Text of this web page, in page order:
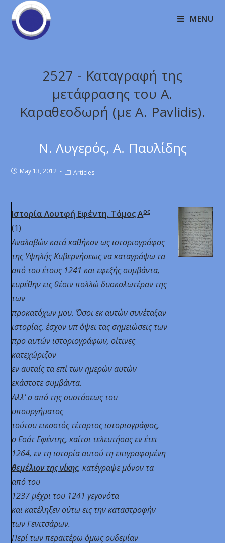
MENU
2527 - Καταγραφή της
μετάφρασης του Α.
Καραθεοδωρή (με A. Pavlidis).
Ν. Λυγερός, A. Παυλίδης
May 13, 2012 Articles
Ιστορία Λουτφή Εφέντη. Τόμος Αος
(1)
Αναλαβών κατά καθήκον ως ιστοριογράφος
της Υψηλής Κυβερνήσεως να καταγράψω τα
από του έτους 1241 και εφεξής συμβάντα,
ευρέθην εις θέσιν πολλώ δυσκολωτέραν της
των
προκατόχων μου. Όσοι εκ αυτών συνέταξαν
ιστορίας, έσχον υπ όψει τας σημειώσεις των
προ αυτών ιστοριογράφων, οίτινες
κατεχώριζον
εν αυταίς τα επί των ημερών αυτών
εκάστοτε συμβάντα.
Αλλ’ ο από της συστάσεως του
υπουργήματος
τούτου εικοστός τέταρτος ιστοριογράφος,
ο Εσάτ Εφέντης, καίτοι τελευτήσας εν έτει
1264, εν τη ιστορία αυτού τη επιγραφομένη
θεμέλιον της νίκης, κατέγραψε μόνον τα
από του
1237 μέχρι του 1241 γεγονότα
και κατέληξεν ούτω εις την καταστροφήν
των Γενιτσάρων.
Περί των περαιτέρω όμως ουδεμίαν